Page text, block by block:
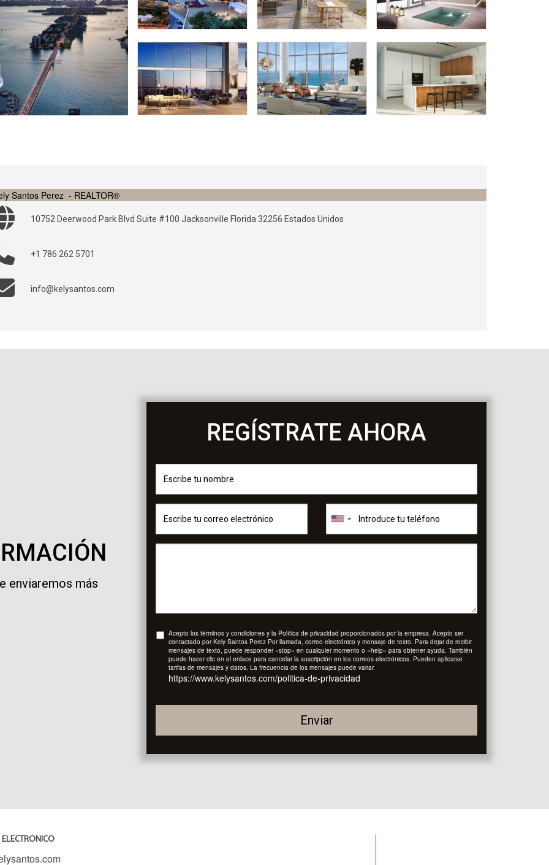
Santos Perez - REALTOR®
10752 Deerwood Park Blvd Suite #100 Jacksonville Florida 32256 Estados Unidos
+1 786 262 5701
info@kelysantos.com
enviaremos más
REGÍSTRATE AHORA
Acepto los términos y condiciones y la Política de privacidad proporcionados por la empresa. Acepto ser
contactado por Kely Santos Perez Por llamada, correo electrónico y mensaje de texto. Para dejar de recibir
mensajes de texto, puede responder «stop» en cualquier momento o «help» para obtener ayuda. También
puede hacer clic en el enlace para cancelar la suscripción en los correos electrónicos. Pueden aplicarse
tarifas de mensajes y datos. La frecuencia de los mensajes puede variar.
https://www.kelysantos.com/politica-de-privacidad
Enviar